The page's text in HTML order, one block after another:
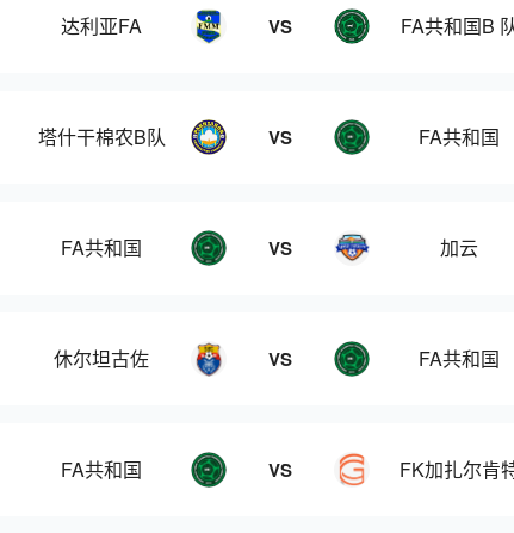
达利亚FA VS FA共和国B
塔什干棉农B队 VS FA共和国
FA共和国 VS 加云
休尔坦古佐 VS FA共和国
FA共和国 VS FK加扎尔肯